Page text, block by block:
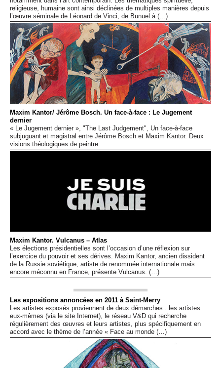
religieuse, humaine sont ainsi déclinées de multiples manières depuis
l’œuvre séminale de Léonard de Vinci, de Bunuel à (…)
Maxim Kantor/ Jérôme Bosch. Un face-à-face : Le Jugement
dernier
« Le Jugement dernier », "The Last Judgement", Un face-à-face
subjuguant et magistral entre Jérôme Bosch et Maxim Kantor. Deux
visions théologiques de peintre.
Maxim Kantor. Vulcanus – Atlas
Les élections présidentielles sont l’occasion d’une réflexion sur
l’exercice du pouvoir et ses dérives. Maxim Kantor, ancien dissident
de la Russie soviétique, artiste de renommée internationale mais
encore méconnu en France, présente Vulcanus. (…)
Les expositions annoncées en 2011 à Saint-Merry
Les artistes exposés proviennent de deux démarches : les artistes
eux-mêmes (via le site Internet), le réseau V&D qui recherche
régulièrement des œuvres et leurs artistes, plus spécifiquement en
accord avec le thème de l’année « Face au monde (…)